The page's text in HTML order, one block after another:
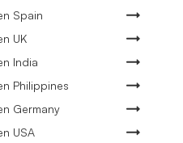
Spain
UK
India
Philippines
Germany
USA